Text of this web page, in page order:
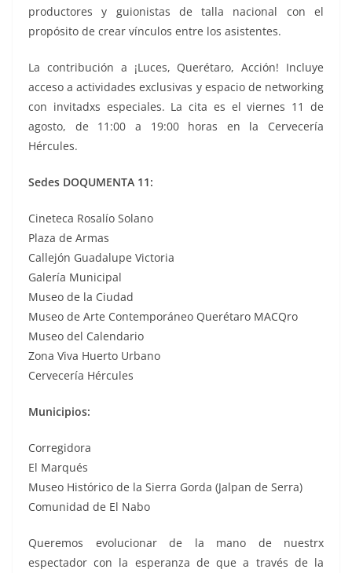
productores y guionistas de talla nacional con el
propósito de crear vínculos entre los asistentes.
La contribución a ¡Luces, Querétaro, Acción! Incluye
acceso a actividades exclusivas y espacio de networking
con invitadxs especiales. La cita es el viernes 11 de
agosto, de 11:00 a 19:00 horas en la Cervecería
Hércules.
Sedes DOQUMENTA 11:
Cineteca Rosalío Solano
Plaza de Armas
Callejón Guadalupe Victoria
Galería Municipal
Museo de la Ciudad
Museo de Arte Contemporáneo Querétaro MACQro
Museo del Calendario
Zona Viva Huerto Urbano
Cervecería Hércules
Municipios:
Corregidora
El Marqués
Museo Histórico de la Sierra Gorda (Jalpan de Serra)
Comunidad de El Nabo
Queremos evolucionar de la mano de nuestrx
espectador con la esperanza de que a través de la